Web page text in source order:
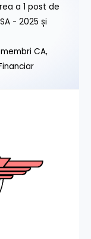
a 1 post de
- 2025 și
CA,